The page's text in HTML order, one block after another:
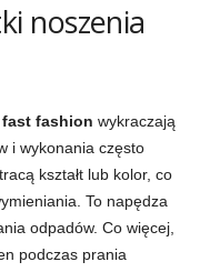
noszenia
fast fashion wykraczają
i wykonania często
kształt lub kolor, co
To napędza
odpadów. Co więcej,
podczas prania